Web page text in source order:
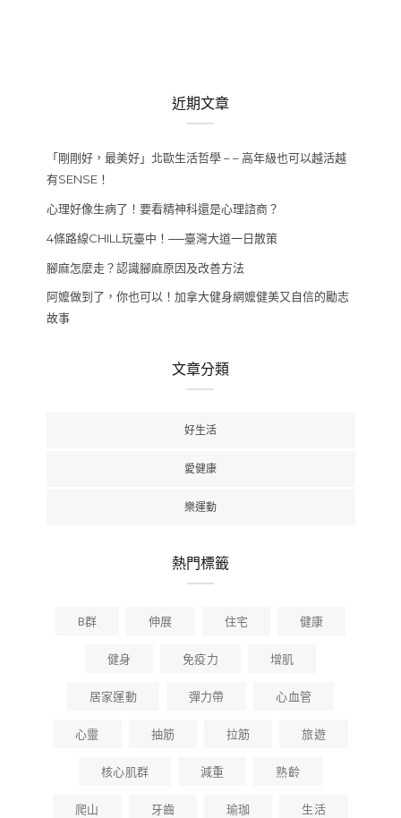
近期文章
「剛剛好，最美好」北歐生活哲學 – – 高年級也可以越活越
有SENSE！
心理好像生病了！要看精神科還是心理諮商？
4條路線CHILL玩臺中！──臺灣大道一日散策
腳麻怎麼走？認識腳麻原因及改善方法
阿嬤做到了，你也可以！加拿大健身網嬤健美又自信的勵志
故事
文章分類
好生活
愛健康
樂運動
熱門標籤
B群 伸展 住宅
健康
健身
免疫力
增肌
居家運動
彈力帶
心血管
心靈
抽筋 拉筋
旅遊
核心肌群
減重
熟齡
爬山
牙齒 瑜珈 生活